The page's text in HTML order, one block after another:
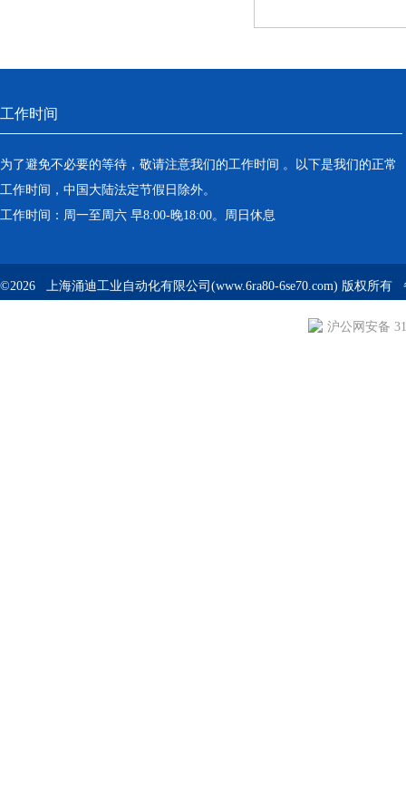
工作时间
为了避免不必要的等待，敬请注意我们的工作时间 。以下是我们的正常
工作时间，中国大陆法定节假日除外。
工作时间：周一至周六 早8:00-晚18:00。周日休息
©2026 上海涌迪工业自动化有限公司(www.6ra80-6se70.com) 版权所有
沪公网安备